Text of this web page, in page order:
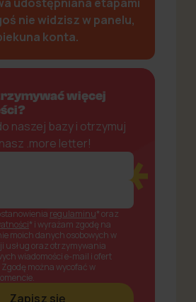
nie widzisz w panelu,
konta.
więcej
naszej bazy i otrzymuj
.more letter!
regulaminu* oraz
* i wyrażam zgodę na
moich danych osobowych w
usług oraz otrzymywania
wiadomości e-mail i ofert
można wycofać w